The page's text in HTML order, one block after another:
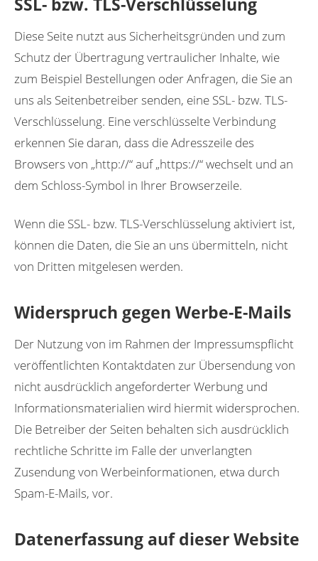
Diese Seite nutzt aus Sicherheitsgründen und zum
Schutz der Übertragung vertraulicher Inhalte, wie
zum Beispiel Bestellungen oder Anfragen, die Sie an
uns als Seitenbetreiber senden, eine SSL- bzw. TLS-
Verschlüsselung. Eine verschlüsselte Verbindung
erkennen Sie daran, dass die Adresszeile des
Browsers von „http://“ auf „https://“ wechselt und an
dem Schloss-Symbol in Ihrer Browserzeile.
Wenn die SSL- bzw. TLS-Verschlüsselung aktiviert ist,
können die Daten, die Sie an uns übermitteln, nicht
von Dritten mitgelesen werden.
Widerspruch gegen Werbe-E-Mails
Der Nutzung von im Rahmen der Impressumspflicht
veröffentlichten Kontaktdaten zur Übersendung von
nicht ausdrücklich angeforderter Werbung und
Informationsmaterialien wird hiermit widersprochen.
Die Betreiber der Seiten behalten sich ausdrücklich
rechtliche Schritte im Falle der unverlangten
Zusendung von Werbeinformationen, etwa durch
Spam-E-Mails, vor.
Datenerfassung auf dieser Website